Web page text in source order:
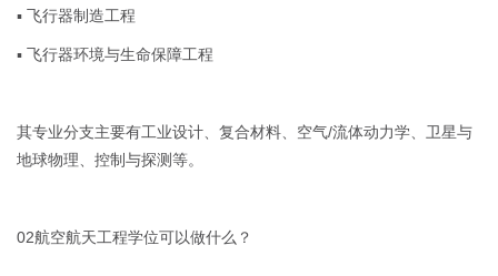
▪ 飞行器制造工程
▪ 飞行器环境与生命保障工程
其专业分支主要有工业设计、复合材料、空气/流体动力学、卫星与
地球物理、控制与探测等。
02航空航天工程学位可以做什么？